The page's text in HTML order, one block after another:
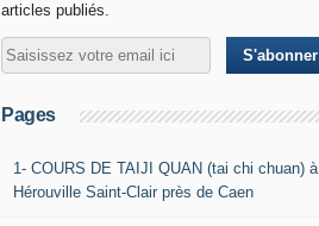
articles publiés.
Pages
1- COURS DE TAIJI QUAN (tai chi chuan) à
Hérouville Saint-Clair près de Caen